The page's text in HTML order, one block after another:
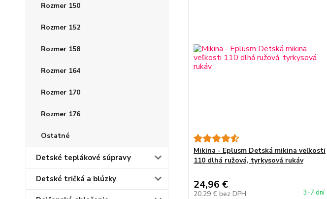
Rozmer 150
Rozmer 152
Rozmer 158
Rozmer 164
Rozmer 170
Rozmer 176
Ostatné
Detské teplákové súpravy
Detské tričká a blúzky
Mikina - Eplusm Detská mikina veľkosti
110 dlhá ružová, tyrkysová rukáv
24,96 €
20,29 € bez DPH 3-7 dní